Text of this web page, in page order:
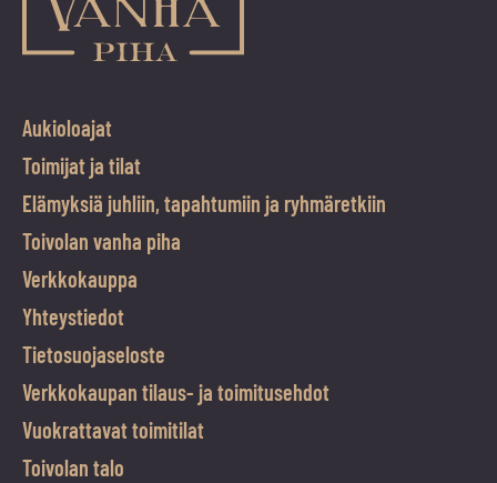
Aukioloajat
Toimijat ja tilat
Elämyksiä juhliin, tapahtumiin ja ryhmäretkiin
Toivolan vanha piha
Verkkokauppa
Yhteystiedot
Tietosuojaseloste
Verkkokaupan tilaus- ja toimitusehdot
Vuokrattavat toimitilat
Toivolan talo